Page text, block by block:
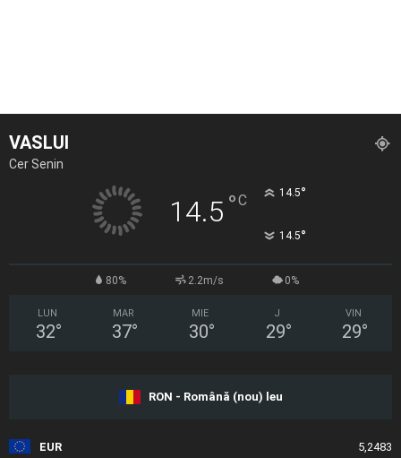
VASLUI
Cer Senin
14.5 °C 14.5°
14.5°
80% 2.2m/s 0%
LUN
32°
MAR
37°
MIE
30°
J
29°
VIN
29°
RON - Română (nou) leu
EUR 5,2483